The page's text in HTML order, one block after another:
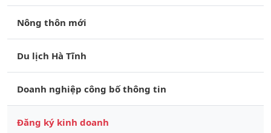
Nông thôn mới
Du lịch Hà Tĩnh
Doanh nghiệp công bố thông tin
Đăng ký kinh doanh